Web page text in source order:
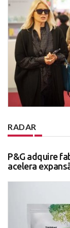
RADAR
P&G adquire
acelera